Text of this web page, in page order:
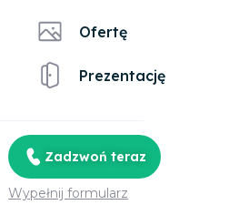
Ofertę
Prezentację
Zadzwoń teraz
Wypełnij formularz